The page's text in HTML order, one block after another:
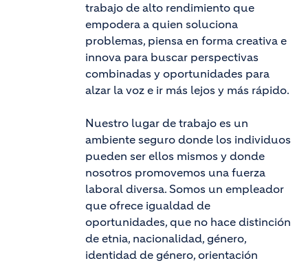
trabajo de alto rendimiento que
empodera a quien soluciona
problemas, piensa en forma creativa e
innova para buscar perspectivas
combinadas y oportunidades para
alzar la voz e ir más lejos y más rápido.
Nuestro lugar de trabajo es un
ambiente seguro donde los individuos
pueden ser ellos mismos y donde
nosotros promovemos una fuerza
laboral diversa. Somos un empleador
que ofrece igualdad de
oportunidades, que no hace distinción
de etnia, nacionalidad, género,
identidad de género, orientación